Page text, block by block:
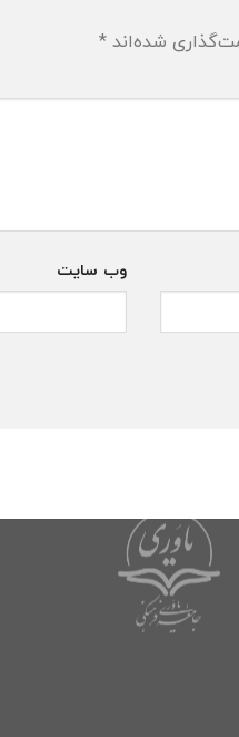
شده‌اند*
وب‌ سایت